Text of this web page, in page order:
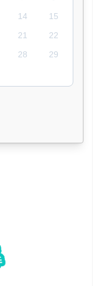
14
15
21
22
28
29